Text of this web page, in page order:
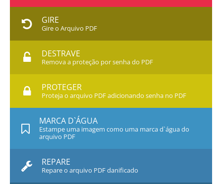
GIRE
Gire o Arquivo PDF
DESTRAVE
Remova a proteção por senha do PDF
PROTEGER
Proteja o arquivo PDF adicionando senha no PDF
MARCA D`ÁGUA
Estampe uma imagem como uma marca d`água do
arquivo PDF
REPARE
Repare o arquivo PDF danificado